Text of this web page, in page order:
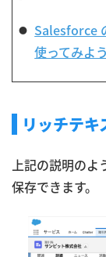
Salesforce
使ってみよ
リッチテ
上記の説明のよ
保存できます。